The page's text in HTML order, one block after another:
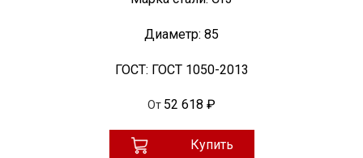
Диаметр: 85
ГОСТ: ГОСТ 1050-2013
От 52 618 ₽
Купить